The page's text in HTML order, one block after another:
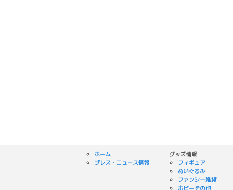
ホーム
プレス・ニュース情報
グッズ情報
フィギュア
ぬいぐるみ
ファンシー雑貨